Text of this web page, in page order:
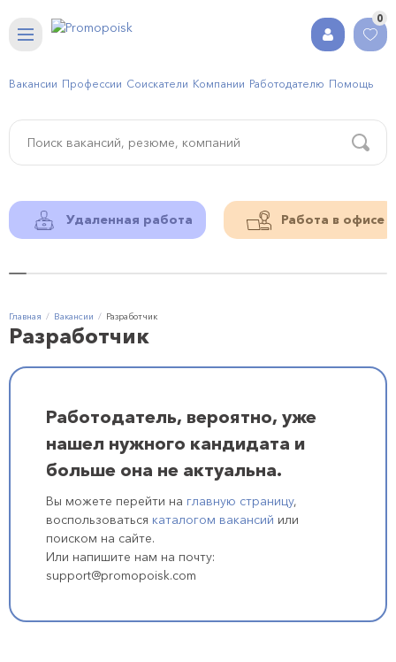
0
Вакансии Профессии Соискатели Компании Работодателю Помощь
Удаленная работа Работа в офисе
Главная Вакансии Разработчик
Разработчик
Работодатель, вероятно, уже
нашел нужного кандидата и
больше она не актуальна.
Вы можете перейти на главную страницу,
воспользоваться каталогом вакансий или
поиском на сайте.
Или напишите нам на почту:
support@promopoisk.com